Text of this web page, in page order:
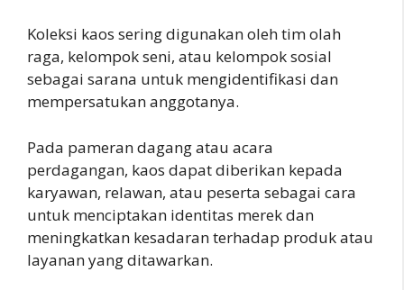
Koleksi kaos sering digunakan oleh tim olah
raga, kelompok seni, atau kelompok sosial
sebagai sarana untuk mengidentifikasi dan
mempersatukan anggotanya.
Pada pameran dagang atau acara
perdagangan, kaos dapat diberikan kepada
karyawan, relawan, atau peserta sebagai cara
untuk menciptakan identitas merek dan
meningkatkan kesadaran terhadap produk atau
layanan yang ditawarkan.